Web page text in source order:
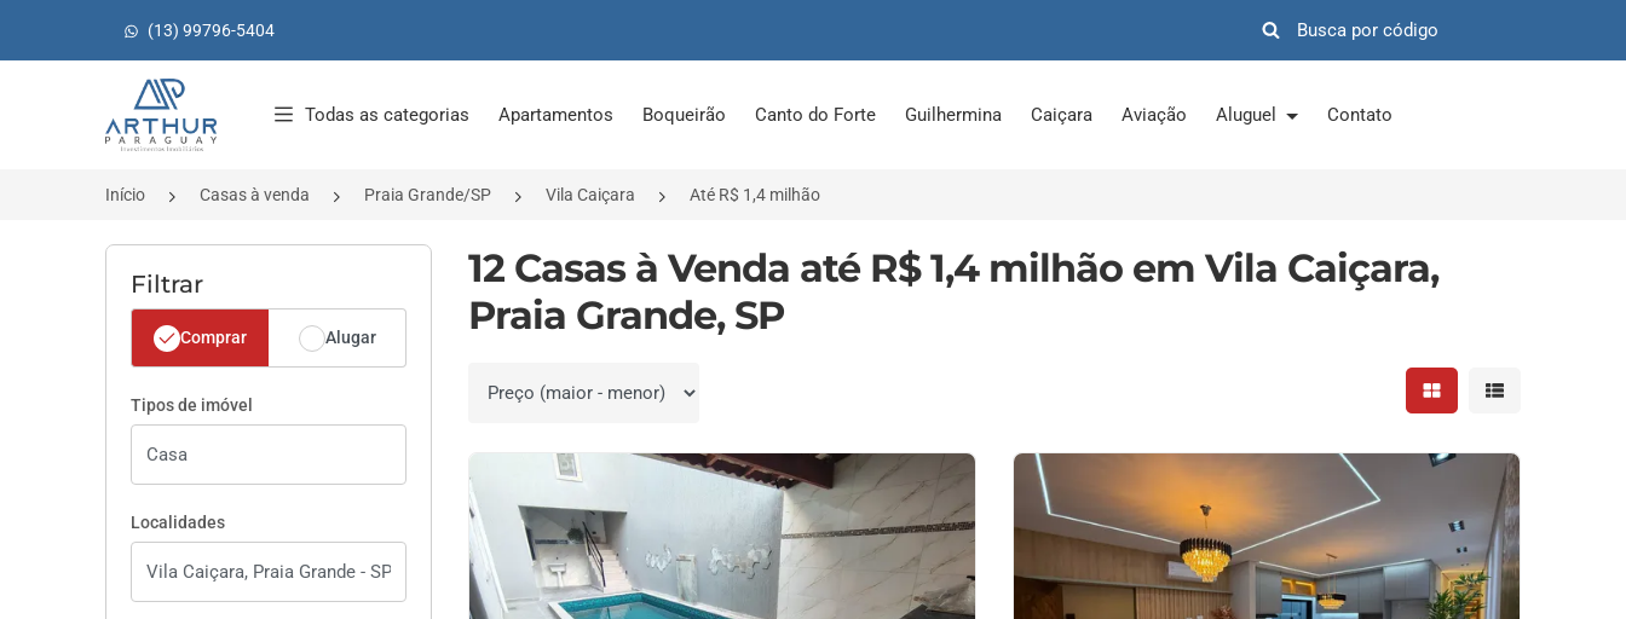
(13) 99796-5404
Página inicial
Todas as categorias Apartamentos Boqueirão Canto do Forte Guilhermina Caiçara Aviação Aluguel Contato
Início Casas à venda Praia Grande/SP Vila Caiçara Até R$ 1,4 milhão
Filtrar
Comprar Alugar
Tipos de imóvel
Localidades
12 Casas à Venda até R$ 1,4 milhão em Vila Caiçara,
Praia Grande, SP
Ordenar por Mostrar resultados em
Mostrar